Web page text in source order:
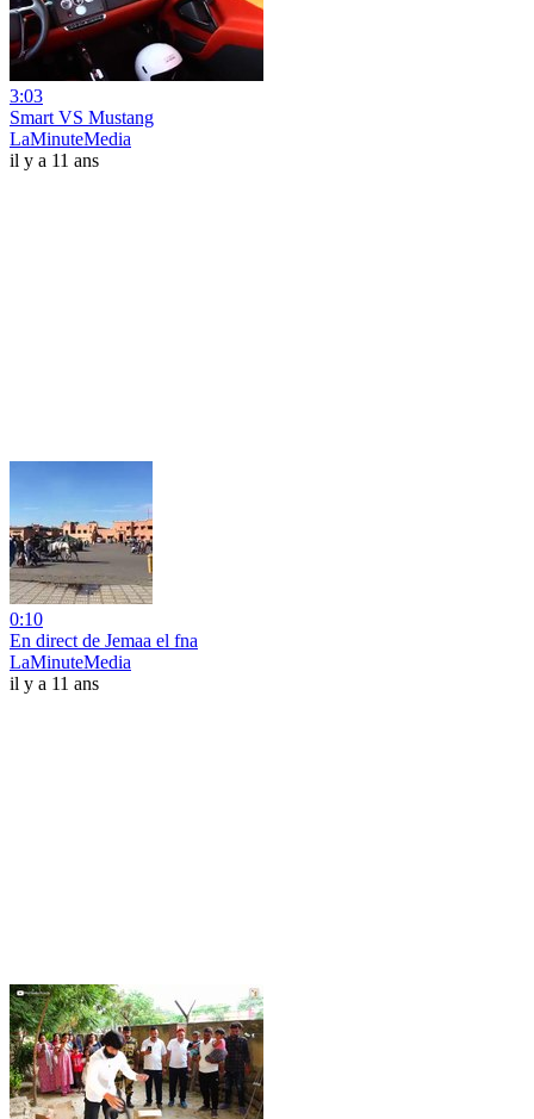
3:03
Smart VS Mustang
LaMinuteMedia
il y a 11 ans
0:10
En direct de Jemaa el fna
LaMinuteMedia
il y a 11 ans